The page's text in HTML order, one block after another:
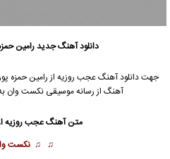
دانلود آهنگ جدیدرامین
آهنگ از رسانه موسیقی نکست وان
متن آهنگ عجب روزیه
♫ ♫ نکست